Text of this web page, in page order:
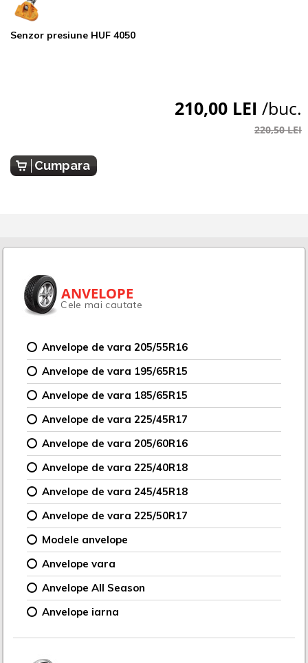
Senzor presiune HUF 4050
210,00 LEI /buc.
220,50 LEI
Cumpara
ANVELOPE
Cele mai cautate
Anvelope de vara 205/55R16
Anvelope de vara 195/65R15
Anvelope de vara 185/65R15
Anvelope de vara 225/45R17
Anvelope de vara 205/60R16
Anvelope de vara 225/40R18
Anvelope de vara 245/45R18
Anvelope de vara 225/50R17
Modele anvelope
Anvelope vara
Anvelope All Season
Anvelope iarna